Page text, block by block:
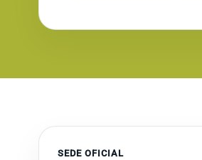
SEDE OFICIAL